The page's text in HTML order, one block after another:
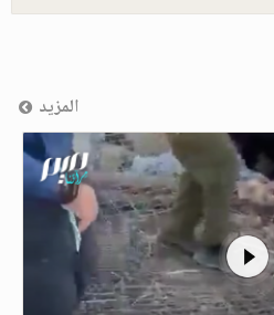
المزيد